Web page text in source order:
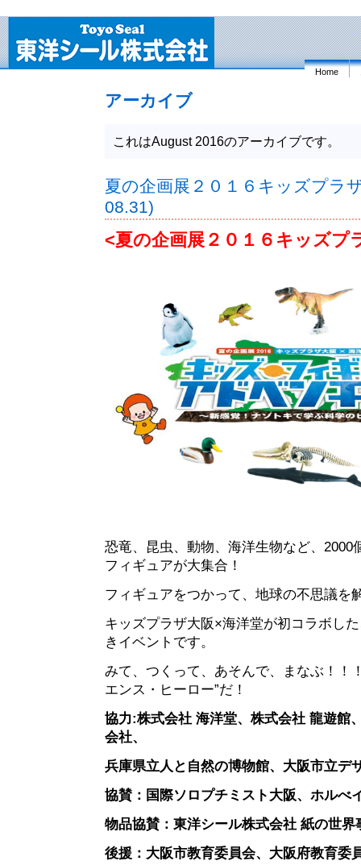
Home
アーカイブ
これはAugust 2016のアーカイブです。
夏の企画展２０１６キッズプラ
08.31)
<夏の企画展２０１６キッズプ
恐竜、昆虫、動物、海洋生物など、2000
フィギュアが大集合！
フィギュアをつかって、地球の不思議を
キッズプラザ大阪×海洋堂が初コラボし
きイベントです。
みて、つくって、あそんで、まなぶ！！
エンス・ヒーロー”だ！
協力:株式会社 海洋堂、株式会社 龍遊館
会社、
兵庫県立人と自然の博物館、大阪市立デ
協賛：国際ソロプチミスト大阪、ホル
物品協賛：東洋シール株式会社 紙の世
後援：大阪市教育委員会、大阪府教育委